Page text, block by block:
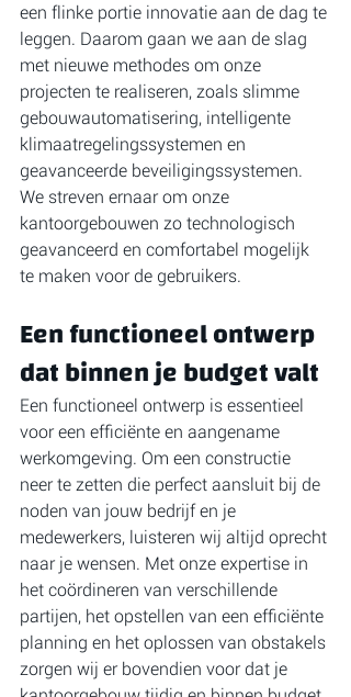
een flinke portie innovatie aan de dag te
leggen. Daarom gaan we aan de slag
met nieuwe methodes om onze
projecten te realiseren, zoals slimme
gebouwautomatisering, intelligente
klimaatregelingssystemen en
geavanceerde beveiligingssystemen.
We streven ernaar om onze
kantoorgebouwen zo technologisch
geavanceerd en comfortabel mogelijk
te maken voor de gebruikers.
Een functioneel ontwerp
dat binnen je budget valt
Een functioneel ontwerp is essentieel
voor een efficiënte en aangename
werkomgeving. Om een constructie
neer te zetten die perfect aansluit bij de
noden van jouw bedrijf en je
medewerkers, luisteren wij altijd oprecht
naar je wensen. Met onze expertise in
het coördineren van verschillende
partijen, het opstellen van een efficiënte
planning en het oplossen van obstakels
zorgen wij er bovendien voor dat je